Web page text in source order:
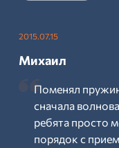
2015.07.15
Михаил
Поменял
сначала
ребята просто
порядок с